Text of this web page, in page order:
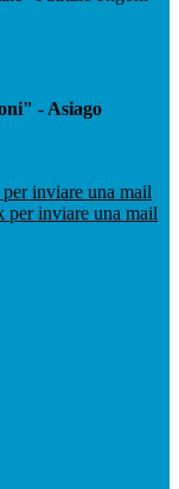
- Asiago
inviare una mail
per inviare una mail